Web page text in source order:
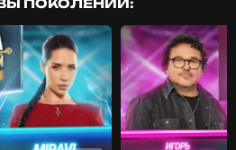
ПОКОЛЕНИЙ: